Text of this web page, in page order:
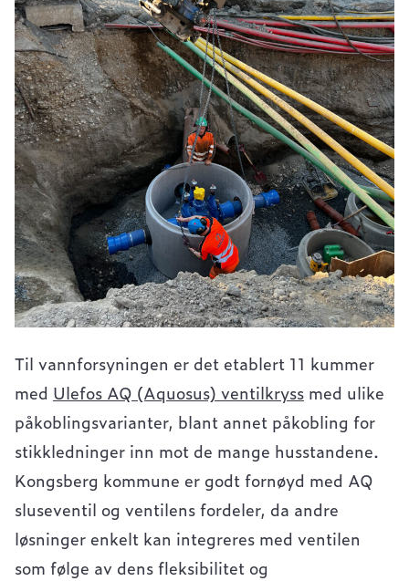
Til vannforsyningen er det etablert 11 kummer
med Ulefos AQ (Aquosus) ventilkryss med ulike
påkoblingsvarianter, blant annet påkobling for
stikkledninger inn mot de mange husstandene.
Kongsberg kommune er godt fornøyd med AQ
sluseventil og ventilens fordeler, da andre
løsninger enkelt kan integreres med ventilen
som følge av dens fleksibilitet og